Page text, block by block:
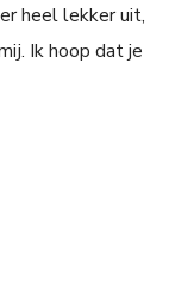
heel lekker uit,
Ik hoop dat je